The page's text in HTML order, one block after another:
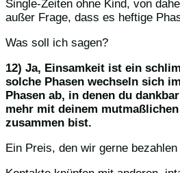
Single-Zeiten ohne Kind, von
außer Frage, dass es heftige
Was soll ich sagen?
12) Ja, Einsamkeit ist ein
solche Phasen wechseln sich
Phasen ab, in denen du
mehr mit deinem
zusammen bist.
Ein Preis, den wir gerne bezahlen